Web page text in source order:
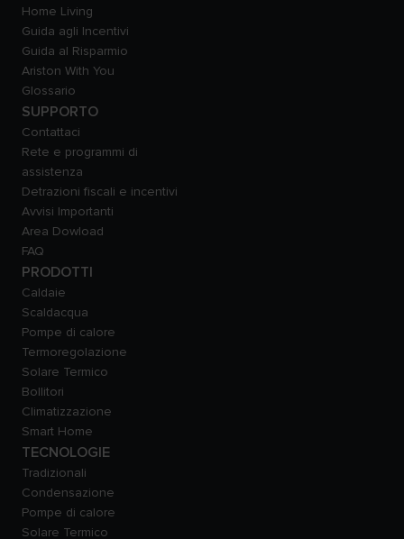
Home Living
Guida agli Incentivi
Guida al Risparmio
Ariston With You
Glossario
SUPPORTO
Contattaci
Rete e programmi di
assistenza
Detrazioni fiscali e incentivi
Avvisi Importanti
Area Dowload
FAQ
PRODOTTI
Caldaie
Scaldacqua
Pompe di calore
Termoregolazione
Solare Termico
Bollitori
Climatizzazione
Smart Home
TECNOLOGIE
Tradizionali
Condensazione
Pompe di calore
Solare Termico